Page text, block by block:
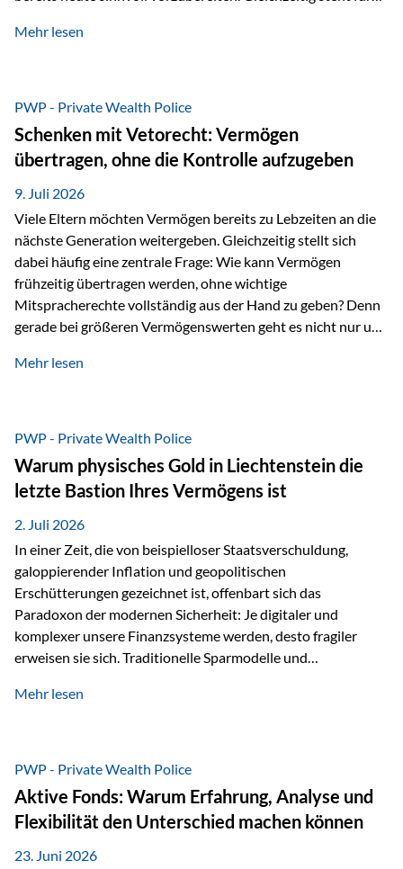
passiert, wenn einer der beiden verstirbt? Der überlebende
Vermögen verfügen können. Genau für diese
Ausgangssituation bietet die Private Wealth Police der
Vienna-Life eine durchdachte Gestaltungsmöglichkeit. Die
Ausgangssituation Stellen Sie sich folgendes Beispiel vor:
Ein…
Mehr lesen
PWP - Private Wealth Police
Schenken mit Vetorecht: Vermögen
übertragen, ohne die Kontrolle aufzugeben
9. Juli 2026
Viele Eltern möchten Vermögen bereits zu Lebzeiten an die
nächste Generation weitergeben. Gleichzeitig stellt sich
dabei häufig eine zentrale Frage: Wie kann Vermögen
frühzeitig übertragen werden, ohne wichtige
Mitspracherechte vollständig aus der Hand zu geben? Denn
gerade bei größeren Vermögenswerten geht es nicht nur um
sicherzustellen, dass das Vermögen langfristig erhalten
folgende Situation vor: Ein Vater schenkt seiner Tochter
einen Teil seines Vermögens. Einige Jahre später möchte die
Tochter das Geld kurzfristig verwenden, um…
Mehr lesen
PWP - Private Wealth Police
Warum physisches Gold in Liechtenstein die
letzte Bastion Ihres Vermögens ist
2. Juli 2026
In einer Zeit, die von beispielloser Staatsverschuldung,
galoppierender Inflation und geopolitischen
Erschütterungen gezeichnet ist, offenbart sich das
Paradoxon der modernen Sicherheit: Je digitaler und
komplexer unsere Finanzsysteme werden, desto fragiler
erweisen sie sich. Traditionelle Sparmodelle und
unumstößlich galten, versagen angesichts der expansiven
Nostalgie dar, sondern ist die modernste und strategisch
klügste Antwort auf globale Instabilität. Physische Werte
und der richtige Rechtsstandort sind heute keine bloße
Option mehr, sondern eine strategische Notwendigkeit. 1.
Der massive Aufwand hinter einem winzigen…
Mehr lesen
PWP - Private Wealth Police
Aktive Fonds: Warum Erfahrung, Analyse und
Flexibilität den Unterschied machen können
23. Juni 2026